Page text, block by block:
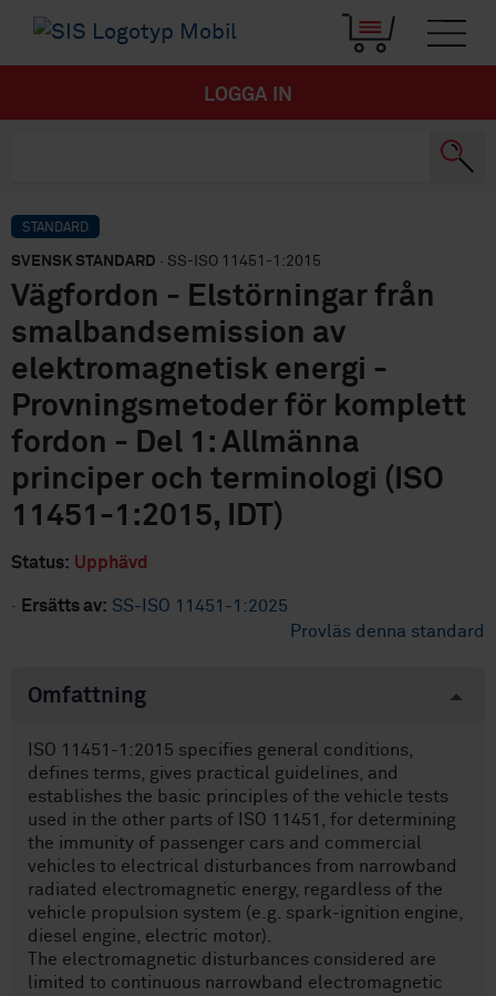
LOGGA IN
STANDARD
SVENSK STANDARD · SS-ISO 11451-1:2015
Vägfordon - Elstörningar från
smalbandsemission av
elektromagnetisk energi -
Provningsmetoder för komplett
fordon - Del 1: Allmänna
principer och terminologi (ISO
11451-1:2015, IDT)
Status: Upphävd
· Ersätts av: SS-ISO 11451-1:2025
Provläs denna standard
Omfattning
ISO 11451-1:2015 specifies general conditions,
defines terms, gives practical guidelines, and
establishes the basic principles of the vehicle tests
used in the other parts of ISO 11451, for determining
the immunity of passenger cars and commercial
vehicles to electrical disturbances from narrowband
radiated electromagnetic energy, regardless of the
vehicle propulsion system (e.g. spark-ignition engine,
diesel engine, electric motor).
The electromagnetic disturbances considered are
limited to continuous narrowband electromagnetic